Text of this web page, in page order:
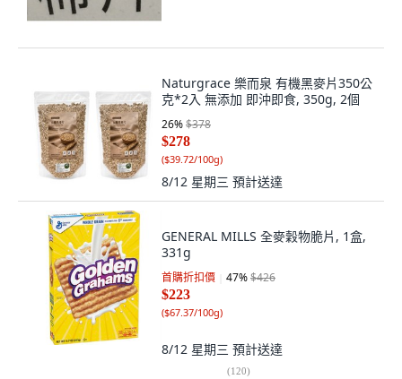
Naturgrace 樂而泉 有機黑麥片350公
克*2入 無添加 即沖即食, 350g, 2個
26%$378
$278
($39.72/100g)
8/12 星期三 預計送達
GENERAL MILLS 全麥穀物脆片, 1盒,
331g
首購折扣價 47%$426
$223
($67.37/100g)
8/12 星期三 預計送達
(120)